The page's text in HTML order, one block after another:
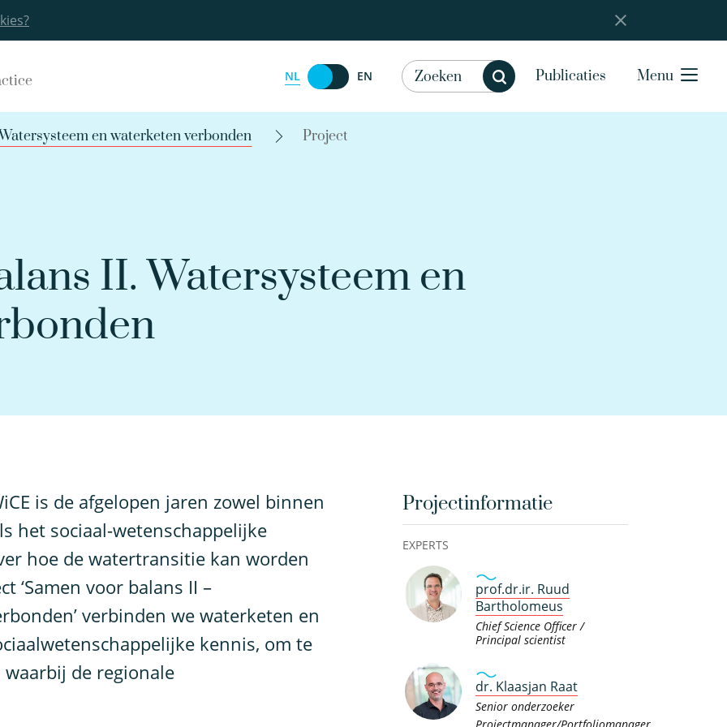
NL EN Publicaties Menu
en waterketen verbonden Project
II. Watersysteem en
is de afgelopen jaren zowel binnen
het sociaal-wetenschappelijke
hoe de watertransitie kan worden
‘Samen voor balans II –
verbinden we waterketen en
kennis, om te
de regionale
Projectinformatie
EXPERTS
prof.dr.ir. Ruud
Bartholomeus
Chief Science Officer /
Principal scientist
dr. Klaasjan Raat
Senior onderzoeker